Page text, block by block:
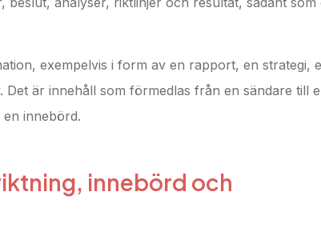
exempelvis i form av en rapport, en strategi,
är innehåll som förmedlas från en sändare till
innebörd.
innebörd och